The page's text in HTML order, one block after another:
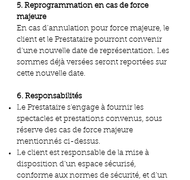
5. Reprogrammation en cas de force
majeure
En cas d’annulation pour force majeure, le
client et le Prestataire pourront convenir
d’une nouvelle date de représentation. Les
sommes déjà versées seront reportées sur
cette nouvelle date.
6. Responsabilités
Le Prestataire s'engage à fournir les
spectacles et prestations convenus, sous
réserve des cas de force majeure
mentionnés ci-dessus.
Le client est responsable de la mise à
disposition d’un espace sécurisé,
conforme aux normes de sécurité, et d’un